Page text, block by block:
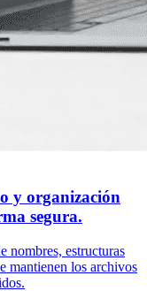
y organización
segura.
nombres, estructuras
mantienen los archivos